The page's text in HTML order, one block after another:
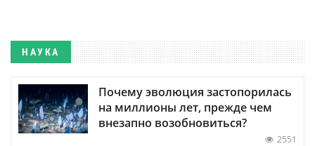
НАУКА
Почему эволюция застопорилась
на миллионы лет, прежде чем
внезапно возобновиться?
2551